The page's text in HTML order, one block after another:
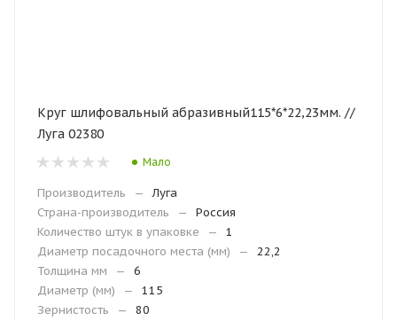
Круг шлифовальный абразивный115*6*22,23мм. //
Луга 02380
Мало
Производитель —
Луга
Страна-производитель
—
Россия
Количество штук в упаковке
—
1
Диаметр посадочного места (мм)
—
22,2
Толщина мм
—
6
Диаметр (мм)
—
115
Зернистость
—
80